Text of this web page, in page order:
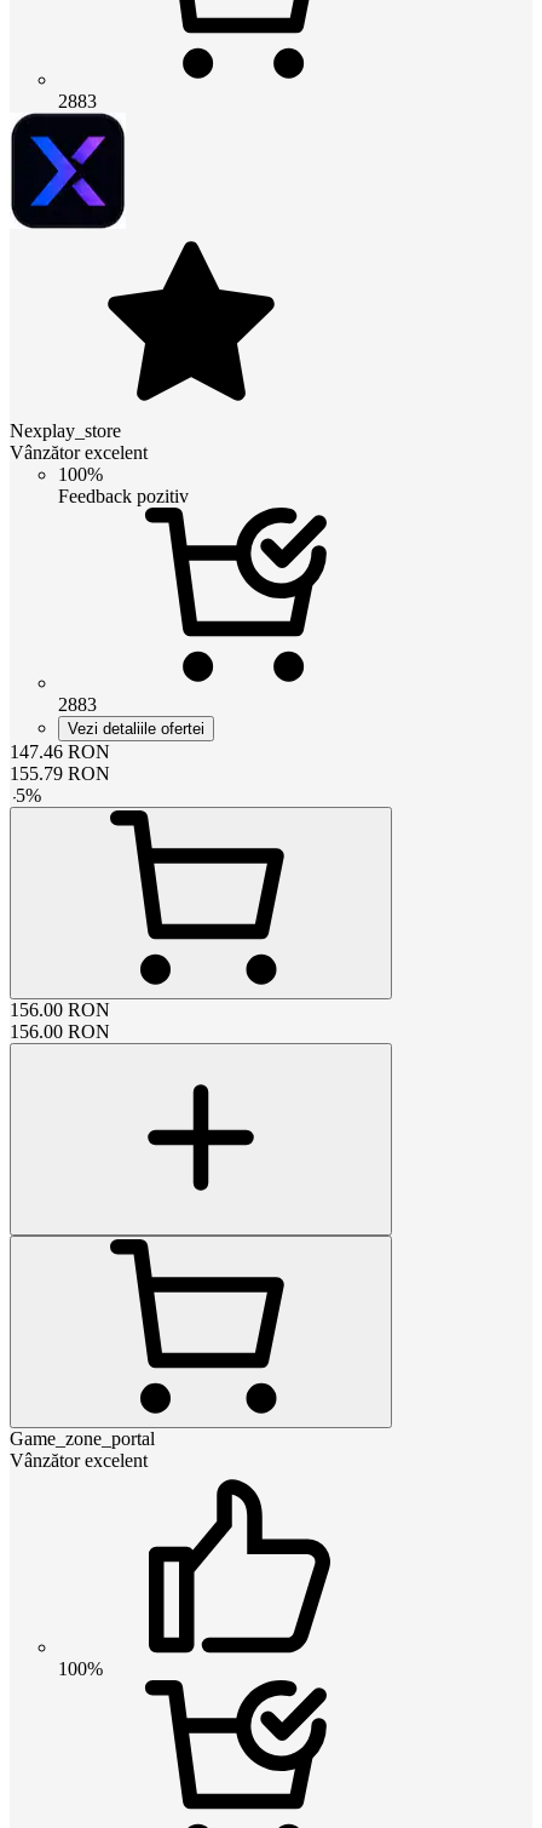
2883
Nexplay_store
Vânzător excelent
100%
Feedback pozitiv
2883
Vezi detaliile ofertei
147.46 RON
155.79 RON
-5%
156.00 RON
156.00 RON
Game_zone_portal
Vânzător excelent
100%